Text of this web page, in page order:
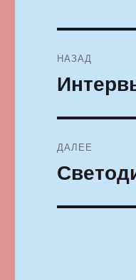
по
НАЗАД
Предыдущая
ДАЛЕЕ
Следующая